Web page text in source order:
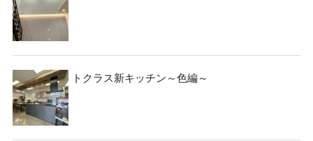
トクラス新キッチン～色編～